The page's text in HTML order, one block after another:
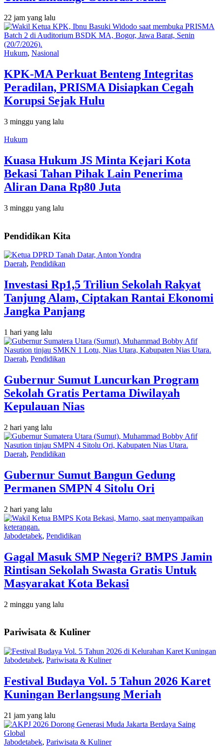
22 jam yang lalu
Hukum, Nasional
KPK-MA Perkuat Benteng Integritas
Peradilan, PRISMA Disiapkan Cegah
Korupsi Sejak Hulu
3 minggu yang lalu
Hukum
Kuasa Hukum JS Minta Kejari Kota
Bekasi Tahan Pihak Lain Penerima
Aliran Dana Rp80 Juta
3 minggu yang lalu
Pendidikan Kita
Daerah, Pendidikan
Investasi Rp1,5 Triliun Sekolah Rakyat
Tanjung Alam, Ciptakan Rantai Ekonomi
Jangka Panjang
1 hari yang lalu
Daerah, Pendidikan
Gubernur Sumut Luncurkan Program
Sekolah Gratis Pertama Diwilayah
Kepulauan Nias
2 hari yang lalu
Daerah, Pendidikan
Gubernur Sumut Bangun Gedung
Permanen SMPN 4 Sitolu Ori
2 hari yang lalu
Jabodetabek, Pendidikan
Gagal Masuk SMP Negeri? BMPS Jamin
Rintisan Sekolah Swasta Gratis Untuk
Masyarakat Kota Bekasi
2 minggu yang lalu
Pariwisata & Kuliner
Jabodetabek, Pariwisata & Kuliner
Festival Budaya Vol. 5 Tahun 2026 Karet
Kuningan Berlangsung Meriah
21 jam yang lalu
Jabodetabek, Pariwisata & Kuliner